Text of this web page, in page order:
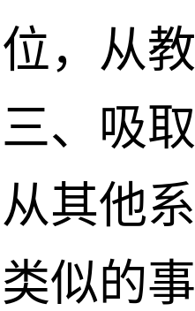
，从
、吸
其他
似的